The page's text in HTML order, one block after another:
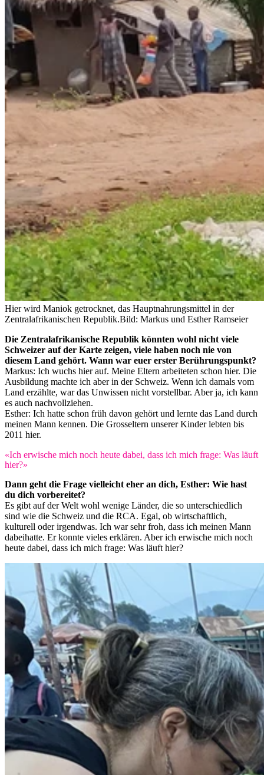
Hier wird Maniok getrocknet, das Hauptnahrungsmittel in der
Zentralafrikanischen Republik.Bild: Markus und Esther Ramseier
Die Zentralafrikanische Republik könnten wohl nicht viele
Schweizer auf der Karte zeigen, viele haben noch nie von
diesem Land gehört. Wann war euer erster Berührungspunkt?
Markus: Ich wuchs hier auf. Meine Eltern arbeiteten schon hier. Die
Ausbildung machte ich aber in der Schweiz. Wenn ich damals vom
Land erzählte, war das Unwissen nicht vorstellbar. Aber ja, ich kann
es auch nachvollziehen.
Esther: Ich hatte schon früh davon gehört und lernte das Land durch
meinen Mann kennen. Die Grosseltern unserer Kinder lebten bis
2011 hier.
«Ich erwische mich noch heute dabei, dass ich mich frage: Was läuft
hier?»
Dann geht die Frage vielleicht eher an dich, Esther: Wie hast
du dich vorbereitet?
Es gibt auf der Welt wohl wenige Länder, die so unterschiedlich
sind wie die Schweiz und die RCA. Egal, ob wirtschaftlich,
kulturell oder irgendwas. Ich war sehr froh, dass ich meinen Mann
dabeihatte. Er konnte vieles erklären. Aber ich erwische mich noch
heute dabei, dass ich mich frage: Was läuft hier?